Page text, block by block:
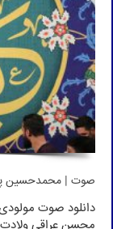
صوت | محمدحسین
دانلود صوت